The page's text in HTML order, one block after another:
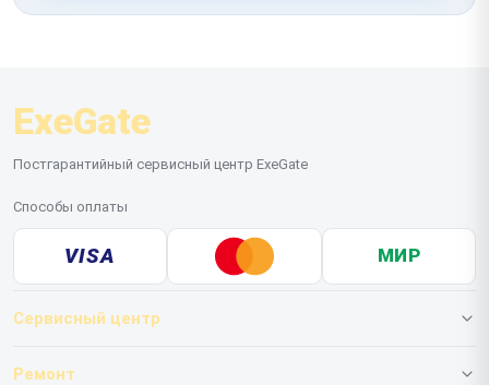
ExeGate
Постгарантийный сервисный центр ExeGate
Способы оплаты
VISA МИР
Сервисный центр
О нашем сервисе
Ремонт